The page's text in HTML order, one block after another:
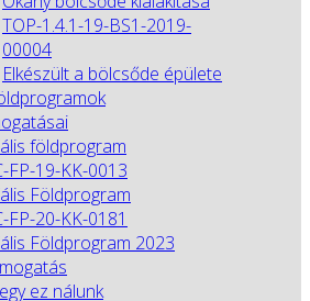
TOP-1.4.1-19-BS1-2019-
00004
Elkészült a bölcsőde épülete
földprogram
FP-19-KK-0013
Földprogram
FP-20-KK-0181
Földprogram 2023
ez nálunk